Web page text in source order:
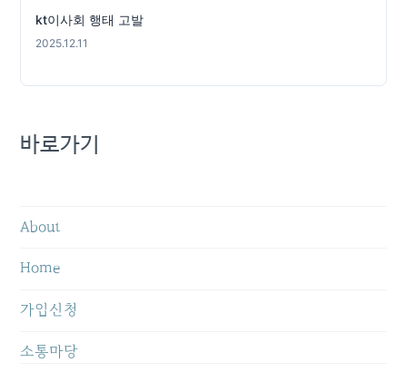
kt이사회 행태 고발
2025.12.11
바로가기
About
Home
가입신청
소통마당